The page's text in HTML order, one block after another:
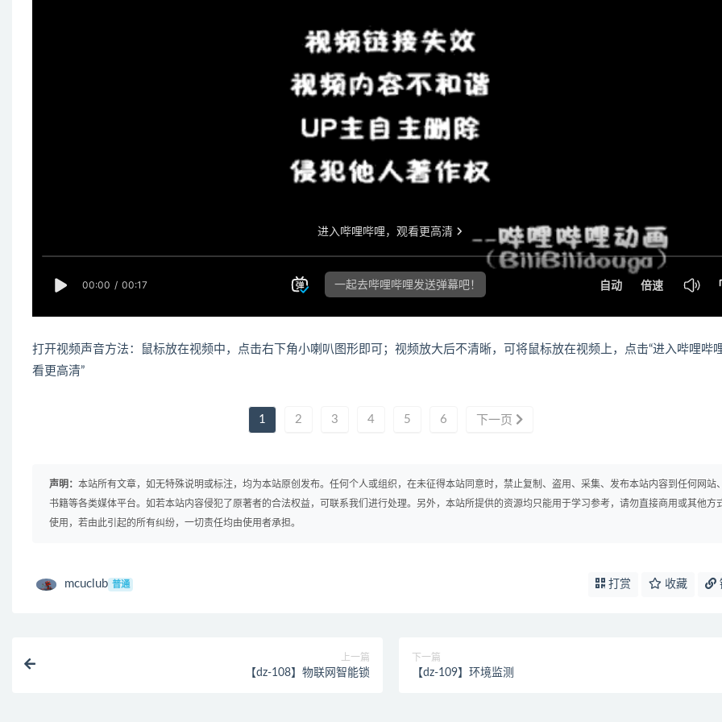
打开视频声音方法：鼠标放在视频中，点击右下角小喇叭图形即可；视频放大后不清晰，可将鼠标放在视频上，点击“进入哔哩哔
看更高清”
1 2 3 4 5 6 下一页
声明： 本站所有文章，如无特殊说明或标注，均为本站原创发布。任何个人或组织，在未征得本站同意时，禁止复制、盗用、采集、发布本站内容到任何网站
书籍等各类媒体平台。如若本站内容侵犯了原著者的合法权益，可联系我们进行处理。另外，本站所提供的资源均只能用于学习参考，请勿直接商用或其他方
使用，若由此引起的所有纠纷，一切责任均由使用者承担。
mcuclub 普通 打赏 收藏
上一篇
【dz-108】物联网智能锁
下一篇
【dz-109】环境监测